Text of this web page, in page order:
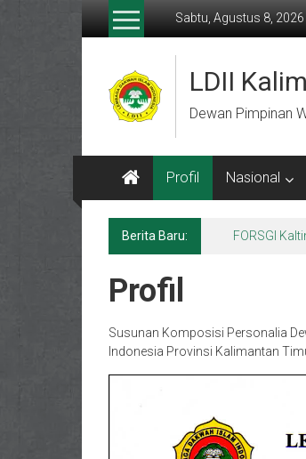
Lompat
Sabtu, Agustus 8, 2026
LDII
Dewan Pimpinan
Profil Nasional
Berita Baru: Menempa
Profil
Susunan Komposisi Personalia
Indonesia Provinsi Kalimantan